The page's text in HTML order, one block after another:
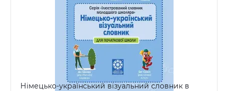
Німецько-український візуальний словник в